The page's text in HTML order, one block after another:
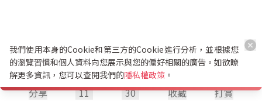
分享 11 30 收藏 打賞
我們使用本身的Cookie和第三方的Cookie進行分析，並根據您
的瀏覽習慣和個人資料向您展示與您的偏好相關的廣告。如欲瞭
解更多資訊，您可以查閱我們的隱私權政策 。